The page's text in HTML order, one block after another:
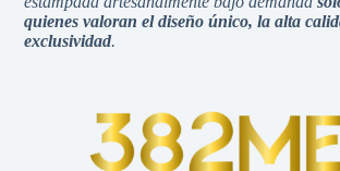
quienes valoran el diseño único, la alta
exclusividad.